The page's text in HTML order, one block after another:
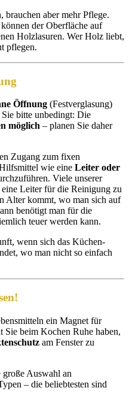
aber mehr Pflege.
der Oberfläche auf
Holzlasuren. Wer Holz liebt,
pflegen.
Öffnung (Festverglasung)
bitte unbedingt: Die
möglich – planen Sie daher
Zugang zum fixen
wie eine Leiter oder
Viele unserer
Leiter für die Reinigung zu
Alter kommt, wo man sich auf
benötigt man für die
teuer werden kann.
wenn sich das Küchen-
wo man nicht so einfach
ein Magnet für
Sie beim Kochen Ruhe haben,
am Fenster zu
Auswahl an
– die beliebtesten sind